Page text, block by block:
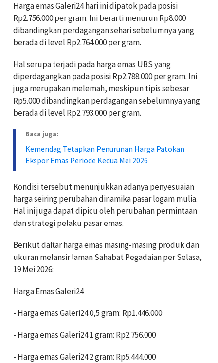
Harga emas Galeri24 hari ini dipatok pada posisi
Rp2.756.000 per gram. Ini berarti menurun Rp8.000
dibandingkan perdagangan sehari sebelumnya yang
berada di level Rp2.764.000 per gram.
Hal serupa terjadi pada harga emas UBS yang
diperdagangkan pada posisi Rp2.788.000 per gram. Ini
juga merupakan melemah, meskipun tipis sebesar
Rp5.000 dibandingkan perdagangan sebelumnya yang
berada di level Rp2.793.000 per gram.
Baca juga:
Kemendag Tetapkan Penurunan Harga Patokan
Ekspor Emas Periode Kedua Mei 2026
Kondisi tersebut menunjukkan adanya penyesuaian
harga seiring perubahan dinamika pasar logam mulia.
Hal ini juga dapat dipicu oleh perubahan permintaan
dan strategi pelaku pasar emas.
Berikut daftar harga emas masing-masing produk dan
ukuran melansir laman Sahabat Pegadaian per Selasa,
19 Mei 2026:
Harga Emas Galeri24
- Harga emas Galeri24 0,5 gram: Rp1.446.000
‎- Harga emas Galeri24 1 gram: Rp2.756.000
- Harga emas Galeri24 2 gram: Rp5.444.000